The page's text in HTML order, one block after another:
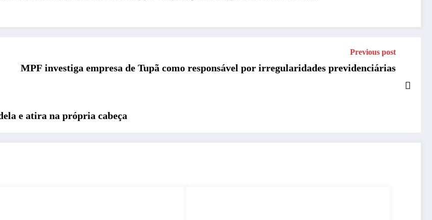
Previous post
MPF investiga empresa de Tupã como responsável por irregularidades previdenciárias
e atira na própria cabeça